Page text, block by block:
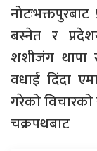
बस्नेत र
शशीजंग थापा
वधाई दिंदा
गरेको विचारको
चक्रपथबाट